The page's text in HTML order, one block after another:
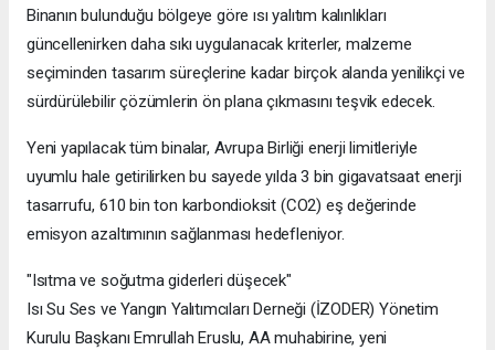
Binanın bulunduğu bölgeye göre ısı yalıtım kalınlıkları
güncellenirken daha sıkı uygulanacak kriterler, malzeme
seçiminden tasarım süreçlerine kadar birçok alanda yenilikçi ve
sürdürülebilir çözümlerin ön plana çıkmasını teşvik edecek.
Yeni yapılacak tüm binalar, Avrupa Birliği enerji limitleriyle
uyumlu hale getirilirken bu sayede yılda 3 bin gigavatsaat enerji
tasarrufu, 610 bin ton karbondioksit (CO2) eş değerinde
emisyon azaltımının sağlanması hedefleniyor.
"Isıtma ve soğutma giderleri düşecek"
Isı Su Ses ve Yangın Yalıtımcıları Derneği (İZODER) Yönetim
Kurulu Başkanı Emrullah Eruslu, AA muhabirine, yeni